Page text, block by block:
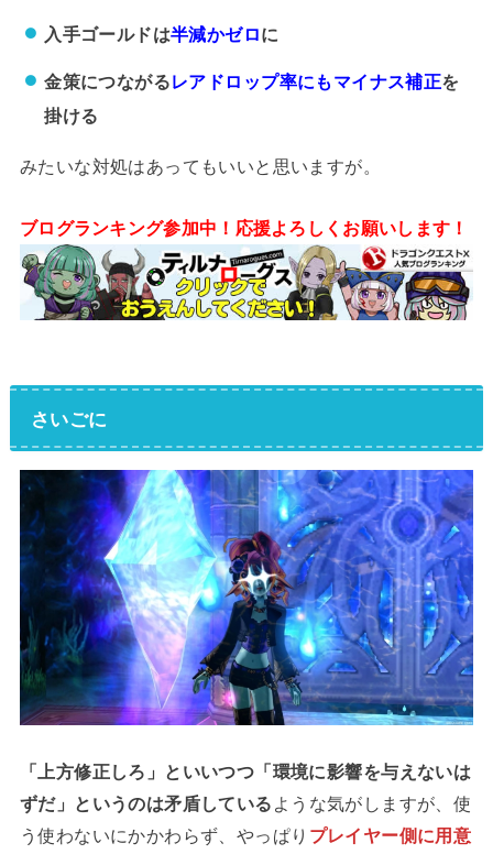
入手ゴールドは半減かゼロに
金策につながるレアドロップ率にもマイナス補正を
掛ける
みたいな対処はあってもいいと思いますが。
ブログランキング参加中！応援よろしくお願いします！
さいごに
「上方修正しろ」といいつつ「環境に影響を与えないは
ずだ」というのは矛盾しているような気がしますが、使
う使わないにかかわらず、やっぱり プレイヤー側に用意